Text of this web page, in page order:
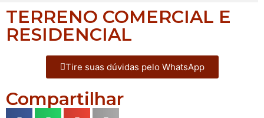
TERRENO COMERCIAL E
RESIDENCIAL
Tire suas dúvidas pelo WhatsApp
Compartilhar